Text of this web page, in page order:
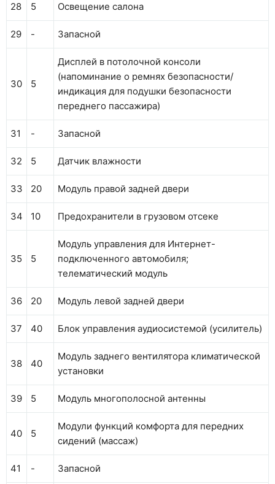
28 5 Освещение салона
29 - Запасной
30 5
Дисплей в потолочной консоли
(напоминание о ремнях безопасности/
индикация для подушки безопасности
переднего пассажира)
31 - Запасной
32 5 Датчик влажности
33 20 Модуль правой задней двери
34 10 Предохранители в грузовом отсеке
35 5
Модуль управления для Интернет-
подключенного автомобиля;
телематический модуль
36 20 Модуль левой задней двери
37 40 Блок управления аудиосистемой (усилитель)
38 40
Модуль заднего вентилятора климатической
установки
39 5 Модуль многополосной антенны
40 5
Модули функций комфорта для передних
сидений (массаж)
41 - Запасной